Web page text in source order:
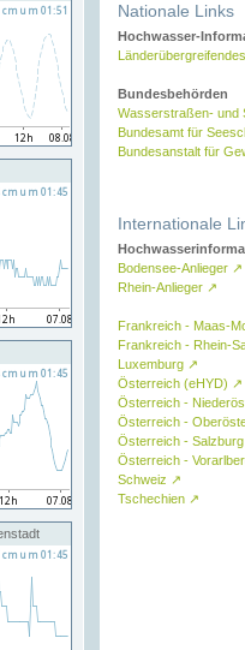
Nationale Links
Hochwasser-
Bundesbehörden
Wasserstraßen- und
Bundesamt für
Bundesanstalt für
Internationale
Bodensee-Anlieger ↗
Rhein-Anlieger ↗
Frankreich - Maas-
Frankreich - Rhein-
Luxemburg ↗
Österreich (eHYD) ↗
Österreich -
Österreich -
Österreich - Salzburg
Österreich -
Schweiz ↗
Tschechien ↗